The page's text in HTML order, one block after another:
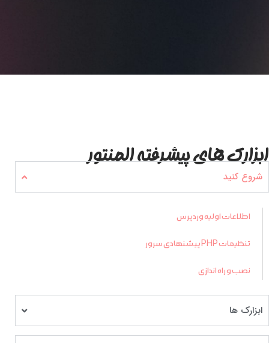
ابزارک های پیشرفته المنتور
شروع کنید
اطلاعات اولیه وردپرس
تنظیمات PHP پیشنهادی سرور
نصب و راه اندازی
ابزارک ها